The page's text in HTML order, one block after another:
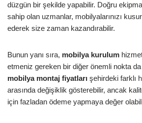
düzgün bir şekilde yapabilir. Doğru
sahip olan uzmanlar, mobilyalarınızı
ederek size zaman kazandırabilir.
Bunun yanı sıra, mobilya kurulum
etmeniz gereken bir diğer önemli nokta da
mobilya montaj fiyatları şehirdeki farklı
arasında değişiklik gösterebilir, ancak
için fazladan ödeme yapmaya değer